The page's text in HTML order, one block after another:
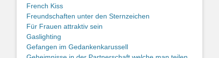
French Kiss
Freundschaften unter den Sternzeichen
Für Frauen attraktiv sein
Gaslighting
Gefangen im Gedankenkarussell